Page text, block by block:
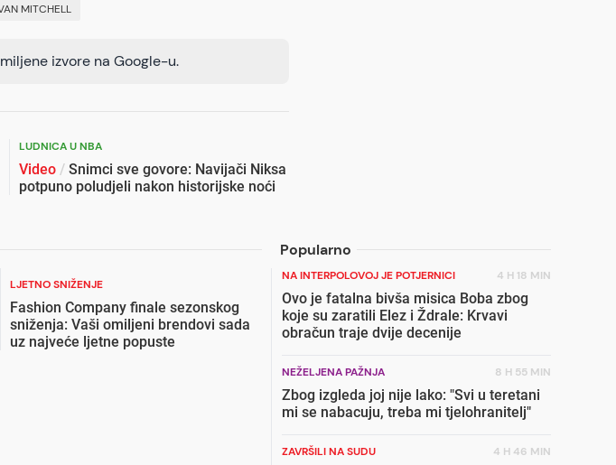
MITCHELL
izvore na Google-u.
LUDNICA U NBA
Video / Snimci sve govore: Navijači Niksa
potpuno poludjeli nakon historijske noći
Popularno
LJETNO SNIŽENJE
Fashion Company finale sezonskog
sniženja: Vaši omiljeni brendovi sada
uz najveće ljetne popuste
NA INTERPOLOVOJ JE POTJERNICI 4 H 18 MIN
Ovo je fatalna bivša misica Boba zbog
koje su zaratili Elez i Ždrale: Krvavi
obračun traje dvije decenije
NEŽELJENA PAŽNJA 8 H 55 MIN
Zbog izgleda joj nije lako: "Svi u teretani
mi se nabacuju, treba mi tjelohranitelj"
ZAVRŠILI NA SUDU 4 H 46 MIN